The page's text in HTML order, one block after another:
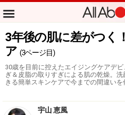
3年後の肌に差がつく
ア (3ページ目)
30歳を目前に控えたエイジングケアデ
ぎ＆皮脂の取りすぎによる肌の乾燥。
きる簡単スキンケアで今までの間違いを
宇山 恵風